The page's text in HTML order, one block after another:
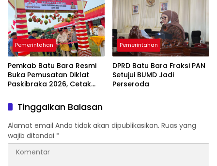
Pemerintahan
Pemkab Batu Bara Resmi
Buka Pemusatan Diklat
Paskibraka 2026, Cetak
Pancasila
Pemerintahan
DPRD Batu Bara Fraksi PAN
Setujui BUMD Jadi
Perseroda
Tinggalkan Balasan
Alamat email Anda tidak akan dipublikasikan. Ruas yang
wajib ditandai *